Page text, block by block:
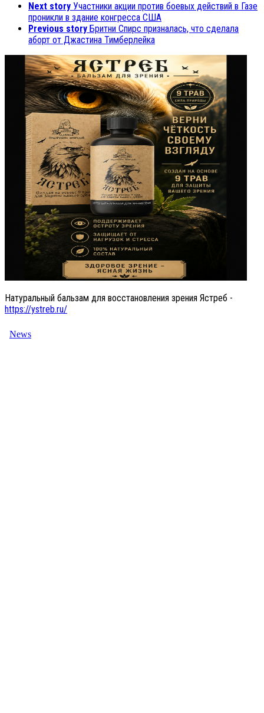
Next story Участники акции против боевых действий в Газе
проникли в здание конгресса США
Previous story Бритни Спирс призналась, что сделала
аборт от Джастина Тимберлейка
Натуральный бальзам для восстановления зрения Ястреб -
https://ystreb.ru/